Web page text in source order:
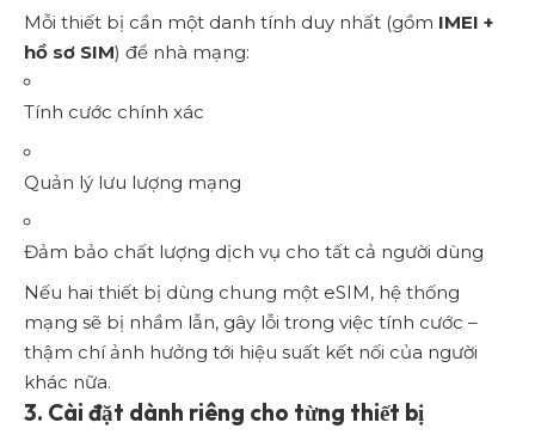
Mỗi thiết bị cần một danh tính duy nhất (gồm IMEI +
hồ sơ SIM) để nhà mạng:
Tính cước chính xác
Quản lý lưu lượng mạng
Đảm bảo chất lượng dịch vụ cho tất cả người dùng
Nếu hai thiết bị dùng chung một eSIM, hệ thống
mạng sẽ bị nhầm lẫn, gây lỗi trong việc tính cước –
thậm chí ảnh hưởng tới hiệu suất kết nối của người
khác nữa.
3. Cài đặt dành riêng cho từng thiết bị